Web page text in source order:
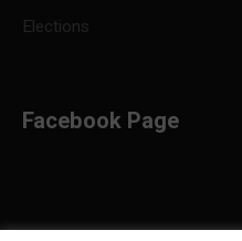
Elections
Facebook Page